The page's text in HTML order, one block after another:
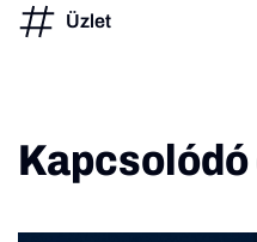
Üzlet